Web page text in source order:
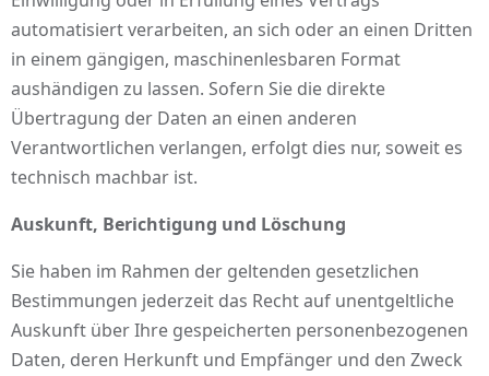
automatisiert verarbeiten, an sich oder an einen Dritten
in einem gängigen, maschinenlesbaren Format
aushändigen zu lassen. Sofern Sie die direkte
Übertragung der Daten an einen anderen
Verantwortlichen verlangen, erfolgt dies nur, soweit es
technisch machbar ist.
Auskunft, Berichtigung und Löschung
Sie haben im Rahmen der geltenden gesetzlichen
Bestimmungen jederzeit das Recht auf unentgeltliche
Auskunft über Ihre gespeicherten personenbezogenen
Daten, deren Herkunft und Empfänger und den Zweck